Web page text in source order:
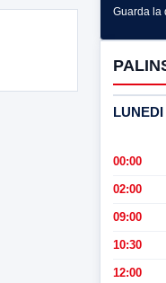
Guarda la
LUNEDI
00:00
02:00
09:00
10:30
12:00